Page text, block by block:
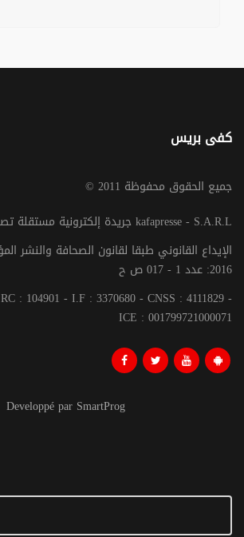
كفى بريس
© جميع الحقوق محفوظة 2011
جريدة إلكترونية مستقلة تصدر عن الشركة kafapresse - S.A.R.L
2016: عدد 1 - 017 ص ح
: 104901 - I.F : 3370680 - CNSS : 4111829 -
ICE : 001799721000071
Developpé par SmartProg